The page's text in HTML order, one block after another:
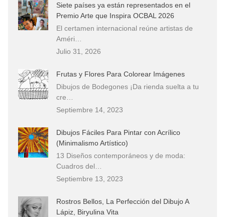
Siete países ya están representados en el
Premio Arte que Inspira OCBAL 2026
El certamen internacional reúne artistas de
Améri…
Julio 31, 2026
Frutas y Flores Para Colorear Imágenes
Dibujos de Bodegones ¡Da rienda suelta a tu
cre…
Septiembre 14, 2023
Dibujos Fáciles Para Pintar con Acrílico
(Minimalismo Artístico)
13 Diseños contemporáneos y de moda:
Cuadros del…
Septiembre 13, 2023
Rostros Bellos, La Perfección del Dibujo A
Lápiz, Biryulina Vita